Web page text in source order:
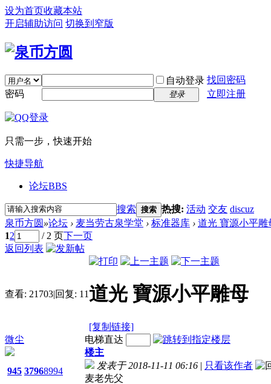
设为首页收藏本站
开启辅助访问 切换到窄版
自动登录 找回密码
密码
登录 立即注册
只需一步，快速开始
快捷导航
论坛BBS
搜索 搜索 热搜: 活动 交友 discuz
泉币方圆 »论坛 › 麦当劳古泉学堂 › 标准器库 › 道光 寶源小平雕
12 / 2 页下一页
返回列表
查看: 21703|回复: 11道光 寶源小平雕母
[复制链接]
微尘
945 37968994
电梯直达
楼主
发表于 2018-11-11 06:16 | 只看该作者
麦老先父